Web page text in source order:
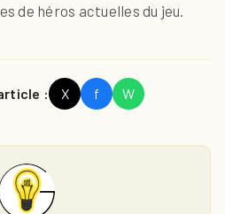
de héros actuelles du jeu.
: X f W